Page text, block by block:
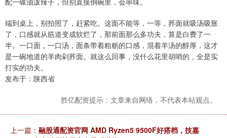
端到桌上，别拍照了，赶紧吃。这面不能等，一等，荞面就吸汤吸胀
了，口感就从筋道变成软烂了，那前面那么多功夫，算是白费了一
半。一口面，一口汤，面条带着粗粝的口感，混着羊汤的醇厚，这才
是一碗地道的羊肉剁荞面。就这么回事，没什么花里胡哨的，全是实
打实的功夫。
发布于：陕西省
胜亿配资提示：文章来自网络，不代表本站观点。
上一篇： 融股通配资官网 AMD Ryzen5 9500F好搭档，技嘉